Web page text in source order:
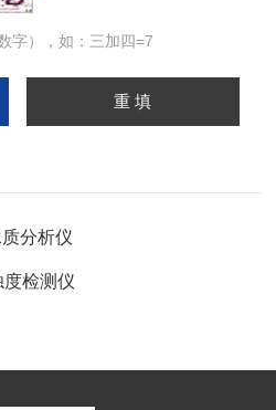
字），如：三加四=7
分析仪
度检测仪